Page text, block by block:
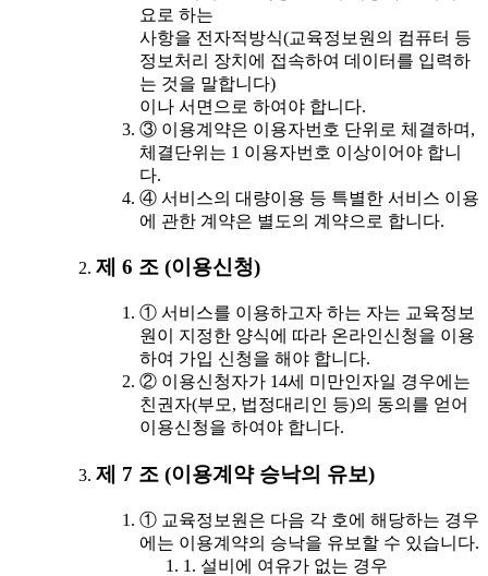
요로 하는
사항을 전자적방식(교육정보원의 컴퓨터 등
정보처리 장치에 접속하여 데이터를 입력하
는 것을 말합니다)
이나 서면으로 하여야 합니다.
③ 이용계약은 이용자번호 단위로 체결하며,
체결단위는 1 이용자번호 이상이어야 합니
다.
④ 서비스의 대량이용 등 특별한 서비스 이용
에 관한 계약은 별도의 계약으로 합니다.
제 6 조 (이용신청)
① 서비스를 이용하고자 하는 자는 교육정보
원이 지정한 양식에 따라 온라인신청을 이용
하여 가입 신청을 해야 합니다.
② 이용신청자가 14세 미만인자일 경우에는
친권자(부모, 법정대리인 등)의 동의를 얻어
이용신청을 하여야 합니다.
제 7 조 (이용계약 승낙의 유보)
① 교육정보원은 다음 각 호에 해당하는 경우
에는 이용계약의 승낙을 유보할 수 있습니다.
1. 설비에 여유가 없는 경우